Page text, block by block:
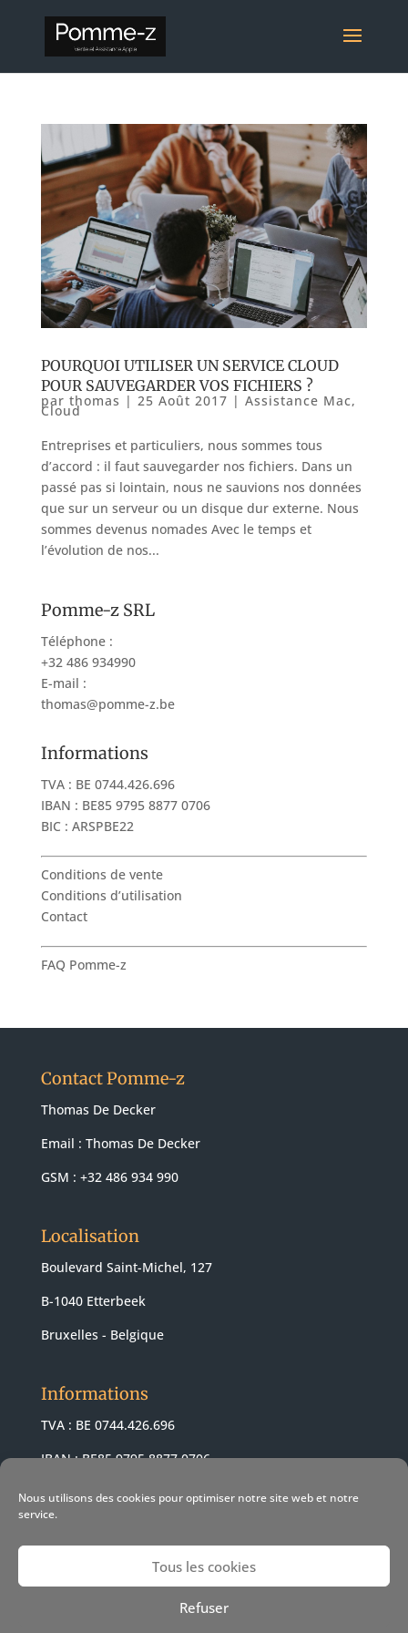
Nous utilisons des cookies pour optimiser notre site web et notre
service.
Tous les cookies
Refuser
POURQUOI UTILISER UN SERVICE CLOUD
POUR SAUVEGARDER VOS FICHIERS ?
par thomas | 25 Août 2017 | Assistance Mac,
Cloud
Entreprises et particuliers, nous sommes tous
d’accord : il faut sauvegarder nos fichiers. Dans un
passé pas si lointain, nous ne sauvions nos données
que sur un serveur ou un disque dur externe. Nous
sommes devenus nomades Avec le temps et
l’évolution de nos...
Pomme-z SRL
Téléphone :
+32 486 934990
E-mail :
thomas@pomme-z.be
Informations
TVA : BE 0744.426.696
IBAN : BE85 9795 8877 0706
BIC : ARSPBE22
Conditions de vente
Conditions d’utilisation
Contact
FAQ Pomme-z
Contact Pomme-z
Thomas De Decker
Email : Thomas De Decker
GSM : +32 486 934 990
Localisation
Boulevard Saint-Michel, 127
B-1040 Etterbeek
Bruxelles - Belgique
Informations
TVA : BE 0744.426.696
IBAN : BE85 9795 8877 0706
BIC : ARSPBE22
© 2021 Revendeur Apple Pomme-z -